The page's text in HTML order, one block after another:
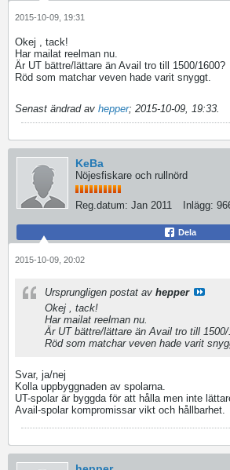
2015-10-09, 19:31
Okej , tack!
Har mailat reelman nu.
Är UT bättre/lättare än Avail tro till 1500/1600?
Röd som matchar veven hade varit snyggt.
Senast ändrad av hepper; 2015-10-09, 19:33.
KeBa
Nöjesfiskare och rullnörd
Reg.datum: Jan 2011 Inlägg:
Dela
2015-10-09, 20:02
Ursprungligen postat av hepper
Okej , tack!
Har mailat reelman nu.
Är UT bättre/lättare än Avail tro till 1500/
Röd som matchar veven hade varit
Svar, ja/nej
Kolla uppbyggnaden av spolarna.
UT-spolar är byggda för att hålla men inte
Avail-spolar kompromissar vikt och hållbarhet.